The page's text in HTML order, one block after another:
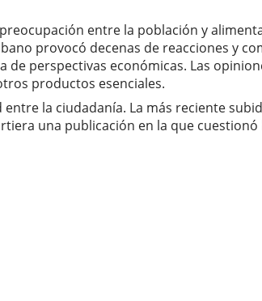
entre la población y
provocó decenas de reacciones y
perspectivas económicas. Las
productos esenciales.
la ciudadanía. La más reciente
una publicación en la que